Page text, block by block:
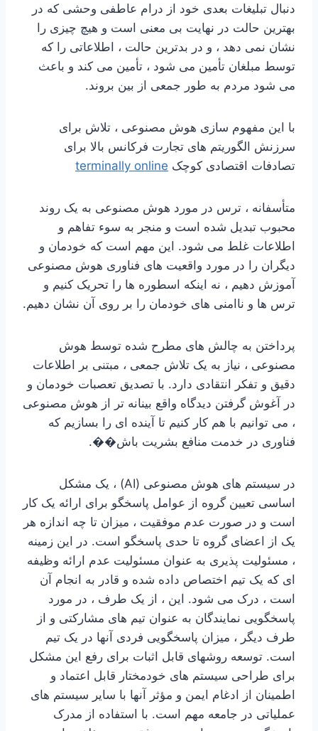
دنبال تبلیغات بعدی خود از درام عاطفی وحشی که در
بهترین حالت در نهایت بی معنی است و هیچ چیزی را
نشان نمی دهد ، و در بدترین حالت ، اطلاعاتی را که
توسط مبلغان تأمین می شود ، تأمین می کند و باعث
می شود مردم به طور جمعی از بین بروند.
با این مفهوم سازی هوش مصنوعی ، تلاش برای
سرزنش الگوریتم های تجارت فرکانس بالا برای
تصادفات اقتصادی کوچک terminally online
متأسفانه ، ترس در مورد هوش مصنوعی به یک روند
محبوب تبدیل شده است و منجر به سوء تفاهم و
اطلاعات غلط می شود. این مهم است که خودمان و
دیگران را در مورد واقعیت های فناوری هوش مصنوعی
آموزش دهیم ، نه اینکه اسطوره ها را تحریک کنیم و
ترس ها و ناامنی های خودمان را بر روی آن نشان دهیم.
پرداختن به چالش های مطرح شده توسط هوش
مصنوعی ، نیاز به یک تلاش جمعی ، مبتنی بر اطلاعات
دقیق و تفکر انتقادی دارد. با تصدیق تعصبات خودمان و
در آغوش گرفتن دیدگاه واقع بینانه تر از هوش مصنوعی
، می توانیم با هم کار کنیم تا آینده ای را بسازیم که
فناوری در خدمت منافع بشریت باش��.
در سیستم های هوش مصنوعی (AI) ، یک مشکل
اساسی تعیین گروه از عوامل پاسخگو برای ارائه یک کار
است و در صورت عدم موفقیت ، میزان تا چه اندازه هر
یک از اعضای گروه تا حدی پاسخگو است. در این زمینه
، مسئولیت پذیری به عنوان مسئولیت عدم ارائه وظیفه
ای که یک تیم اختصاص داده شده و قادر به انجام آن
است ، درک می شود. این ، از یک طرف ، در مورد
پاسخگویی نمایندگان به عنوان تیم های مشارکتی و از
طرف دیگر ، میزان پاسخگویی فردی آنها در یک تیم
است. توسعه روشهای قابل اثبات برای رفع این مشکل
برای طراحی سیستم های خودمختار قابل اعتماد و
اطمینان از ادغام ایمن و مؤثر آنها با سایر سیستم های
عملیاتی در جامعه مهم است. با استفاده از مدرک